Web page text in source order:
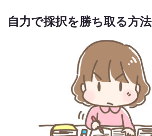
自力で採択を勝ち取る方法